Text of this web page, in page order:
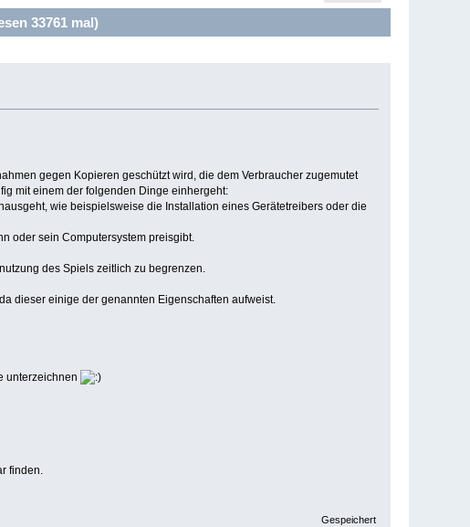
33761 mal)
gegen Kopieren geschützt wird, die dem Verbraucher zugemutet
mit einem der folgenden Dinge einhergeht:
wie beispielsweise die Installation eines Gerätetreibers oder die
oder sein Computersystem preisgibt.
des Spiels zeitlich zu begrenzen.
dieser einige der genannten Eigenschaften aufweist.
unterzeichnen
finden.
Gespeichert